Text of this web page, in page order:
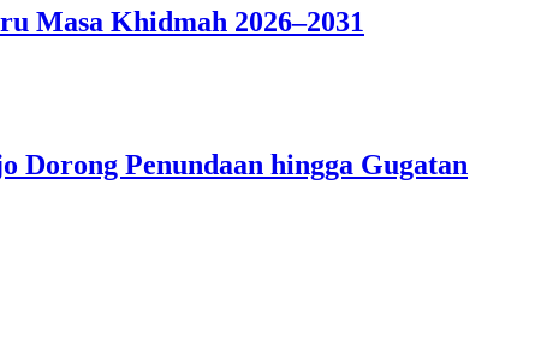
Masa Khidmah 2026–2031
Dorong Penundaan hingga Gugatan